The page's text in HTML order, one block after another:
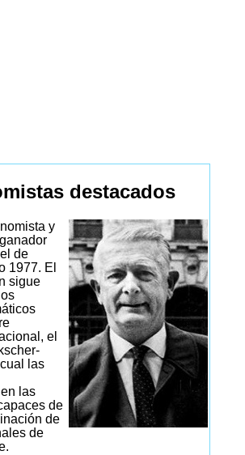
destacados
y
de
1977. El
sigue
el
las
las
de
de
de